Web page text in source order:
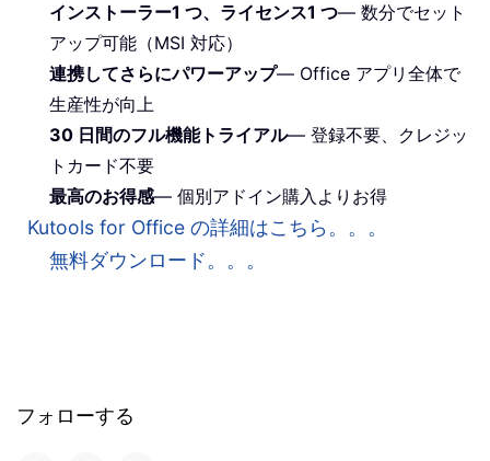
インストーラー1 つ、ライセンス1 つ— 数分でセット
アップ可能（MSI 対応）
連携してさらにパワーアップ— Office アプリ全体で
生産性が向上
30 日間のフル機能トライアル— 登録不要、クレジッ
トカード不要
最高のお得感— 個別アドイン購入よりお得
Kutools for Office の詳細はこちら。。。
無料ダウンロード。。。
フォローする